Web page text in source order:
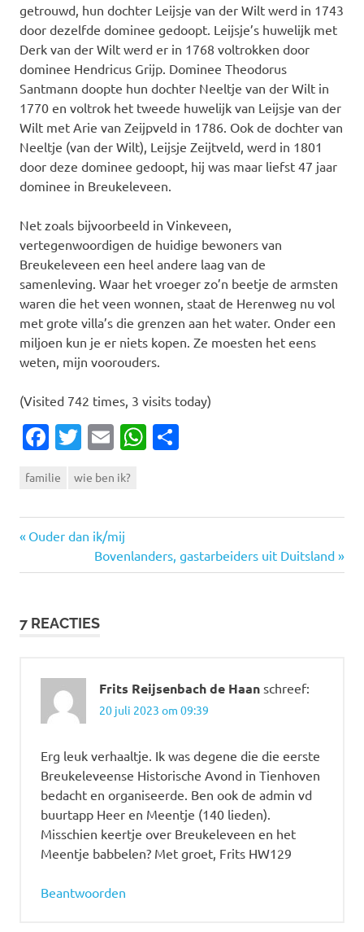
getrouwd, hun dochter Leijsje van der Wilt werd in 1743
door dezelfde dominee gedoopt. Leijsje’s huwelijk met
Derk van der Wilt werd er in 1768 voltrokken door
dominee Hendricus Grijp. Dominee Theodorus
Santmann doopte hun dochter Neeltje van der Wilt in
1770 en voltrok het tweede huwelijk van Leijsje van der
Wilt met Arie van Zeijpveld in 1786. Ook de dochter van
Neeltje (van der Wilt), Leijsje Zeijtveld, werd in 1801
door deze dominee gedoopt, hij was maar liefst 47 jaar
dominee in Breukeleveen.
Net zoals bijvoorbeeld in Vinkeveen,
vertegenwoordigen de huidige bewoners van
Breukeleveen een heel andere laag van de
samenleving. Waar het vroeger zo’n beetje de armsten
waren die het veen wonnen, staat de Herenweg nu vol
met grote villa’s die grenzen aan het water. Onder een
miljoen kun je er niets kopen. Ze moesten het eens
weten, mijn voorouders.
(Visited 742 times, 3 visits today)
Facebook
Twitter
EmailWhatsApp
familie wie ben ik?
Bericht
navigatie
Vorige
Ouder dan ik/mij
Volgende
bericht:
Bovenlanders, gastarbeiders uit Duitsland
7 REACTIES
Frits Reijsenbach de Haan schreef:
20 juli 2023 om 09:39
Erg leuk verhaaltje. Ik was degene die die eerste
Breukeleveense Historische Avond in Tienhoven
bedacht en organiseerde. Ben ook de admin vd
buurtapp Heer en Meentje (140 lieden).
Misschien keertje over Breukeleveen en het
Meentje babbelen? Met groet, Frits HW129
Beantwoorden